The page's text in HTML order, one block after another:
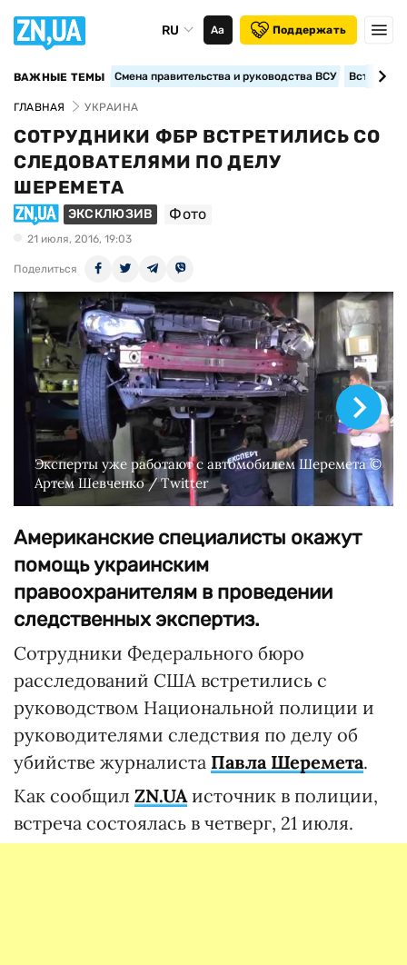
RU Аа Поддержать
ВАЖНЫЕ ТЕМЫ Смена правительства и руководства ВСУ
ГЛАВНАЯ УКРАИНА
СОТРУДНИКИ ФБР ВСТРЕТИЛИСЬ СО
СЛЕДОВАТЕЛЯМИ ПО ДЕЛУ
ШЕРЕМЕТА
ЭКСКЛЮЗИВ Фото
21 июля, 2016, 19:03
Поделиться
Эксперты уже работают с автомобилем Шеремета ©
Артем Шевченко / Twitter
Американские специалисты окажут
помощь украинским
правоохранителям в проведении
следственных экспертиз.
Сотрудники Федерального бюро
расследований США встретились с
руководством Национальной полиции и
руководителями следствия по делу об
убийстве журналиста Павла Шеремета.
Как сообщил ZN.UAисточник в полиции,
встреча состоялась в четверг, 21 июля.